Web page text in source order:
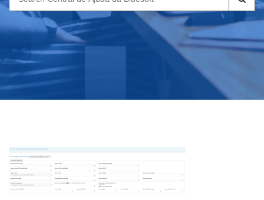
for: